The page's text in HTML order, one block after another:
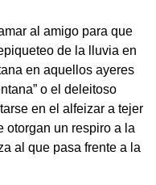
al amigo para que
de la lluvia en
en aquellos ayeres
o el deleitoso
en el alfeizar a tejer
otorgan un respiro a la
al que pasa frente a la